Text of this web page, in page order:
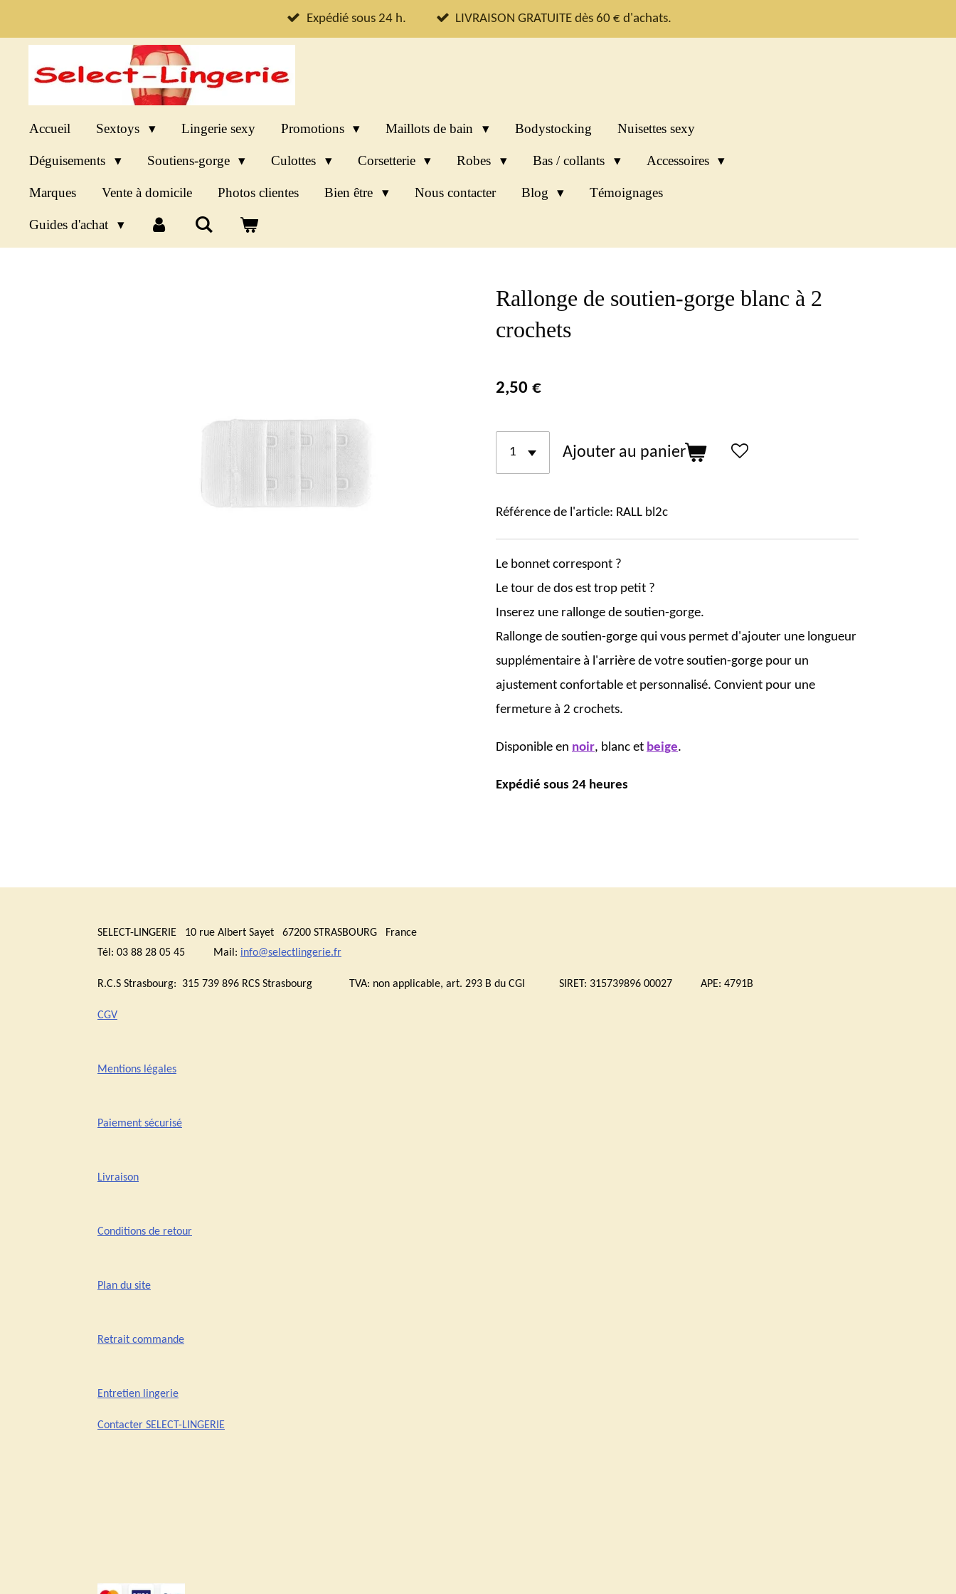
au
contenu
Expédié sous 24 h. LIVRAISON GRATUITE dès 60 € d'achats.
Accueil Sextoys Lingerie sexy Promotions Maillots de bain Bodystocking Nuisettes sexy
Déguisements Soutiens-gorge Culottes Corsetterie Robes Bas / collants Accessoires
Marques Vente à domicile Photos clientes Bien être Nous contacter Blog Témoignages
Guides d'achat
Rallonge de soutien-gorge blanc à 2
crochets
2,50 €
Ajouter au panier
Référence de l'article: RALL bl2c
Le bonnet correspont ?
Le tour de dos est trop petit ?
Inserez une rallonge de soutien-gorge.
Rallonge de soutien-gorge qui vous permet d'ajouter une longueur
supplémentaire à l'arrière de votre soutien-gorge pour un
ajustement confortable et personnalisé. Convient pour une
fermeture à 2 crochets.
Disponible en noir, blanc et beige.
Expédié sous 24 heures
SELECT-LINGERIE 10 rue Albert Sayet 67200 STRASBOURG France
Tél: 03 88 28 05 45 Mail: info@selectlingerie.fr
R.C.S Strasbourg: 315 739 896 RCS Strasbourg TVA: non applicable, art. 293 B du CGI SIRET: 315739896 00027 APE: 4791B
CGV
Mentions légales
Paiement sécurisé
Livraison
Conditions de retour
Plan du site
Retrait commande
Entretien lingerie
Contacter SELECT-LINGERIE